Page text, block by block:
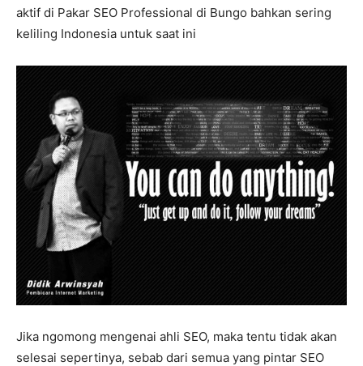
aktif di Pakar SEO Professional di Bungo bahkan sering
keliling Indonesia untuk saat ini
Jika ngomong mengenai ahli SEO, maka tentu tidak akan
selesai sepertinya, sebab dari semua yang pintar SEO